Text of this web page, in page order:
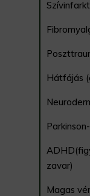
Hátfájás
zavar)
Magas